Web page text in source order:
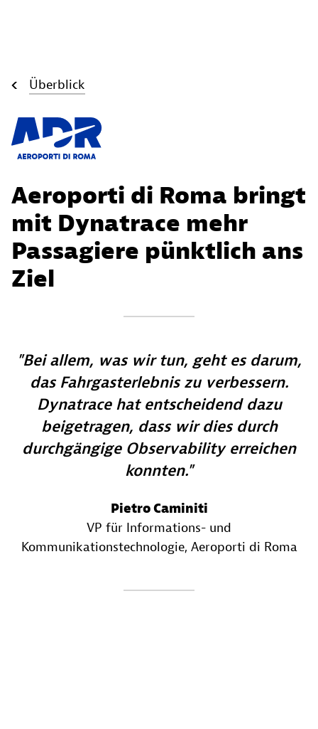
Überblick
Aeroporti di Roma bringt
mit Dynatrace mehr
Passagiere pünktlich ans
Ziel
Bei allem, was wir tun, geht es darum,
das Fahrgasterlebnis zu verbessern.
Dynatrace hat entscheidend dazu
beigetragen, dass wir dies durch
durchgängige Observability erreichen
konnten.
Pietro Caminiti
VP für Informations- und
Kommunikationstechnologie, Aeroporti di Roma